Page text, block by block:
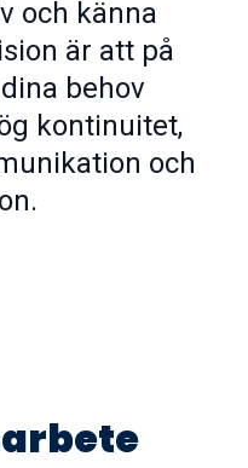
och känna
är att på
behov
kontinuitet,
och